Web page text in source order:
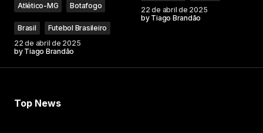
Atlético-MG Botafogo
Brasil
Futebol Brasileiro
22 de abril de 2025
by Tiago Brandão
22 de abril de 2025
by Tiago Brandão
Top News